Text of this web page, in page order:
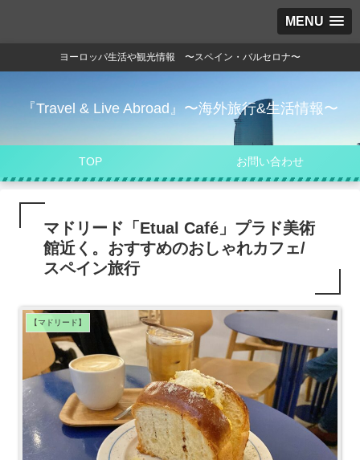
MENU
ヨーロッパ生活や観光情報 〜スペイン・バルセロナ〜
『Travel & Live Abroad』〜海外旅行&生活情報〜
TOP お問い合わせ
マドリード「Etual Café」プラド美術
館近く。おすすめのおしゃれカフェ/
スペイン旅行
【マドリード】